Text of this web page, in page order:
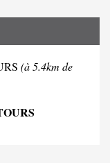
(à 5.4km de